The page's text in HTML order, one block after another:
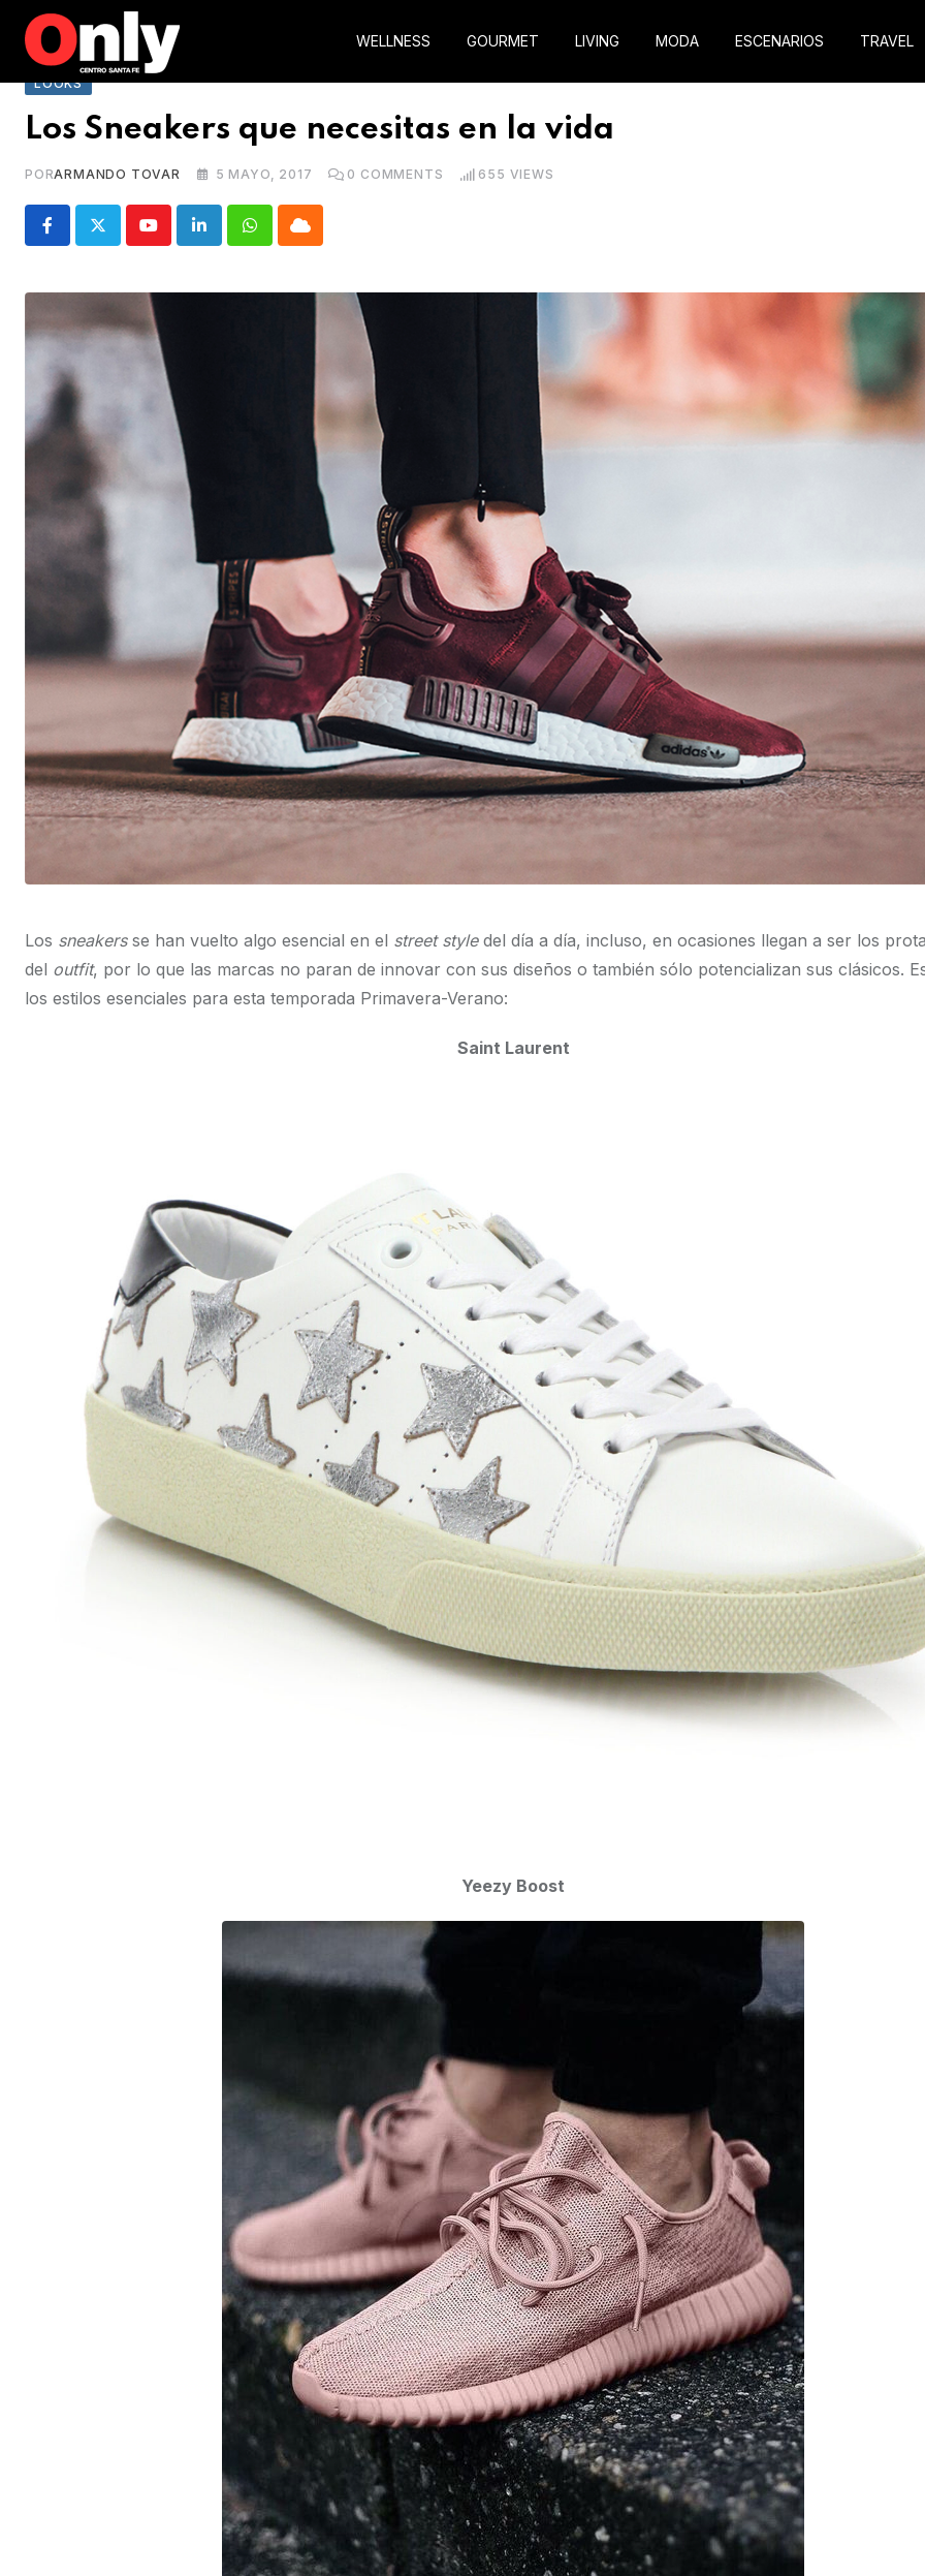
content
WELLNESS GOURMET LIVING MODA ESCENARIOS TRAVEL
LOOKS
Los Sneakers que necesitas en la vida
PORARMANDO TOVAR 5 MAYO, 2017 0 COMMENTS 655 VIEWS
YoutubeLinkedInWhatsapp
Cloud
Los sneakersse han vuelto algo esencial en el street styledel día a día, incluso, en ocasiones llegan a ser los
del outfit, por lo que las marcas no paran de innovar con sus diseños o también sólo potencializan sus clásicos.
los estilos esenciales para esta temporada Primavera-Verano:
Saint Laurent
Yeezy Boost